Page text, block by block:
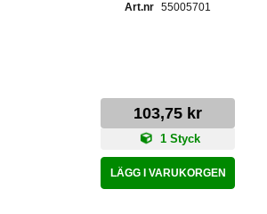
55005701
103,75 kr
1 Styck
LÄGG I VARUKORGEN